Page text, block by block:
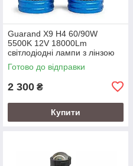
Guarand X9 H4 60/90W
5500K 12V 18000Lm
світлодіодні лампи з лінзою
Готово до відправки
2 300 ₴
Купити